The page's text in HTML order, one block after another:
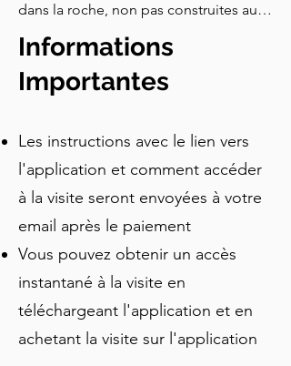
dans la roche, non pas construites au-
des Sassi di Matera vous transporte à
travers neuf mille ans d'histoire, des
citernes souterraines aux portes
jusqu'aux habitations troglodytiques
où les familles vivaient aux côtés de
leurs animaux. Suivez les histoires de
moines fuyant la persécution, d'un
comte assassiné pour ses impôts, et
d'un poète qui a changé d'avis sur une
ville qu'il avait autrefois qualifiée de
misérable.
Informations
Importantes
Les instructions avec le lien vers
l'application et comment accéder
à la visite seront envoyées à votre
email après le paiement
Vous pouvez obtenir un accès
instantané à la visite en
téléchargeant l'application et en
achetant la visite sur l'application